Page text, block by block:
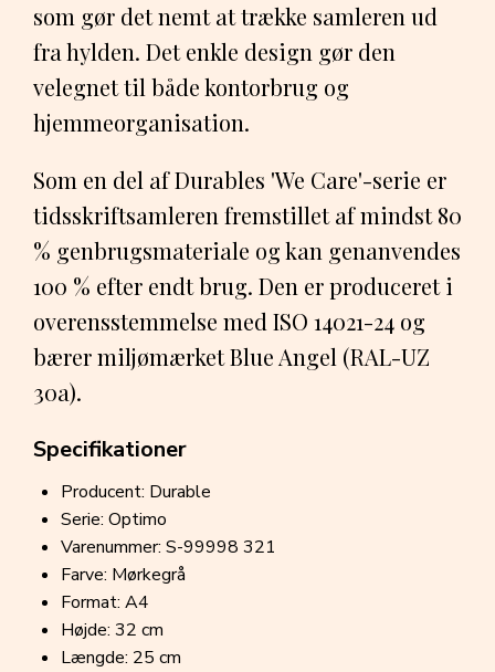
som gør det nemt at trække samleren ud
fra hylden. Det enkle design gør den
velegnet til både kontorbrug og
hjemmeorganisation.
Som en del af Durables 'We Care'-serie er
tidsskriftsamleren fremstillet af mindst 80
% genbrugsmateriale og kan genanvendes
100 % efter endt brug. Den er produceret i
overensstemmelse med ISO 14021-24 og
bærer miljømærket Blue Angel (RAL-UZ
30a).
Specifikationer
Producent: Durable
Serie: Optimo
Varenummer: S-99998 321
Farve: Mørkegrå
Format: A4
Højde: 32 cm
Længde: 25 cm